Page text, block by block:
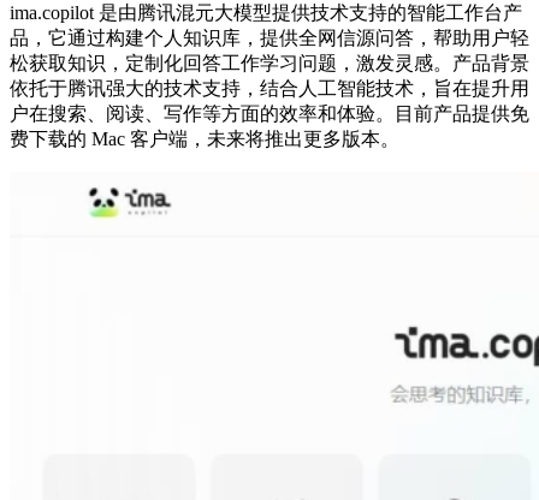
ima.copilot 是由腾讯混元大模型提供技术支持的智能工作台产
品，它通过构建个人知识库，提供全网信源问答，帮助用户轻
松获取知识，定制化回答工作学习问题，激发灵感。产品背景
依托于腾讯强大的技术支持，结合人工智能技术，旨在提升用
户在搜索、阅读、写作等方面的效率和体验。目前产品提供免
费下载的 Mac 客户端，未来将推出更多版本。